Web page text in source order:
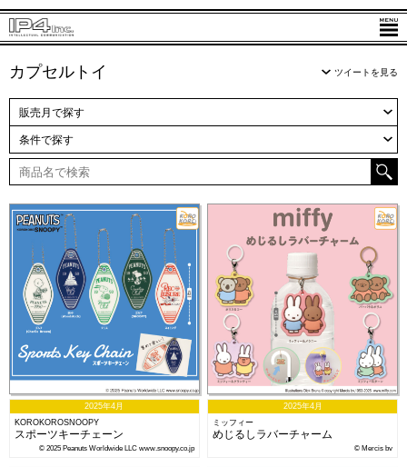
カプセルトイ ツイートを見る
販売月で探す
条件で探す
2025年4月
KOROKOROSNOOPY
スポーツキーチェーン
© 2025 Peanuts Worldwide LLC www.snoopy.co.jp
2025年4月
ミッフィー
めじるしラバーチャーム
© Mercis bv